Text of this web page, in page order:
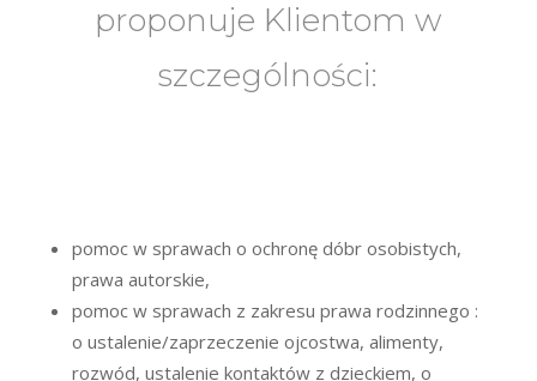
proponuje Klientom w
szczególności:
pomoc w sprawach o ochronę dóbr osobistych,
prawa autorskie,
pomoc w sprawach z zakresu prawa rodzinnego :
o ustalenie/zaprzeczenie ojcostwa, alimenty,
rozwód, ustalenie kontaktów z dzieckiem, o